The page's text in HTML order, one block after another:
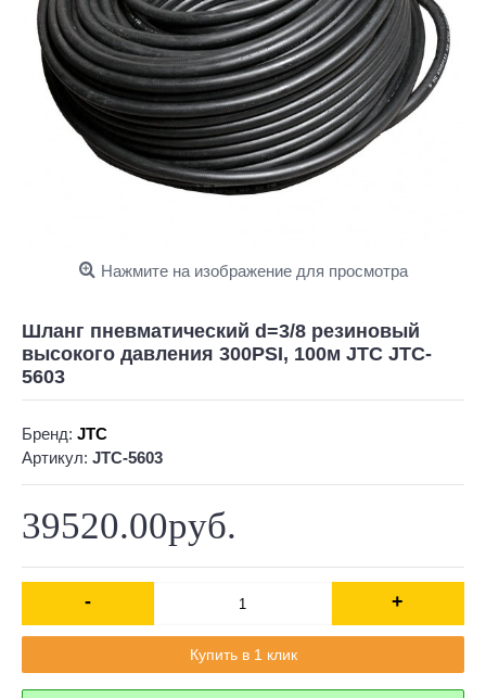
Нажмите на изображение для просмотра
Шланг пневматический d=3/8 резиновый
высокого давления 300PSI, 100м JTC JTC-
5603
Бренд: JTC
Артикул: JTC-5603
39520.00руб.
- +
Купить в 1 клик